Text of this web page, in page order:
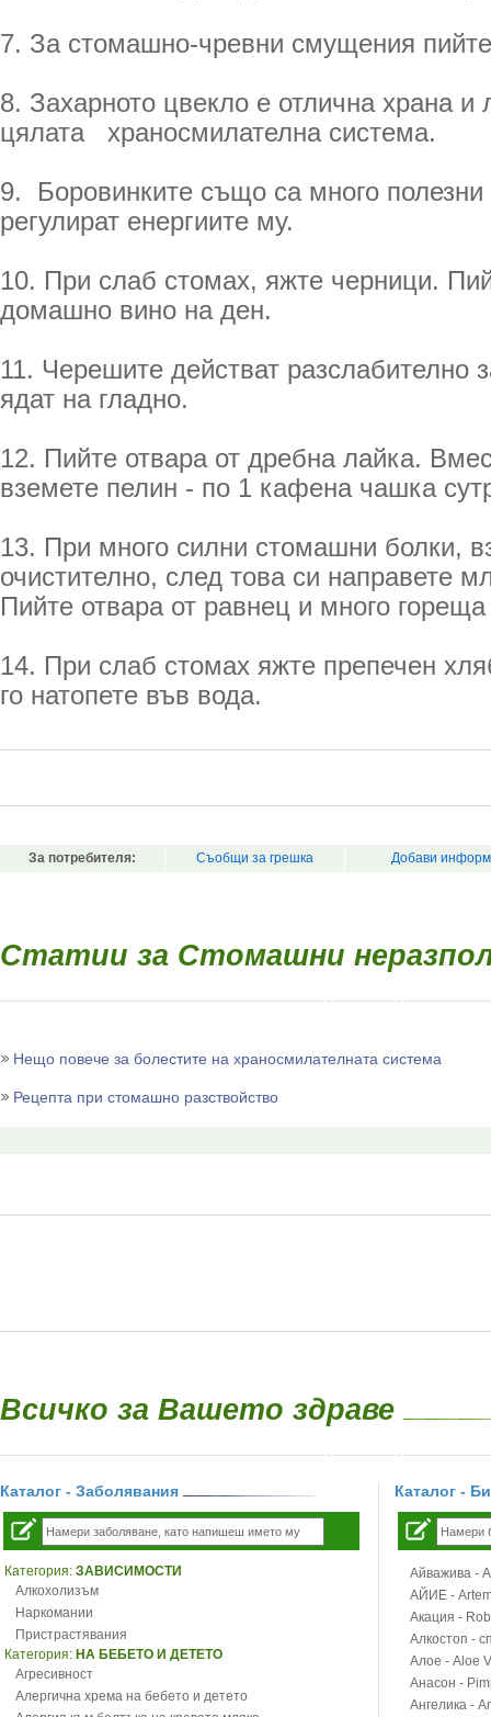
7. За стомашно-чревни смущения
8. Захарното цвекло е отлична храна
цялата храносмилателна система.
9. Боровинките също са много полезни
регулират енергиите му.
10. При слаб стомах, яжте черници.
домашно вино на ден.
11. Черешите действат разслабително
ядат на гладно.
12. Пийте отвара от дребна лайка.
вземете пелин - по 1 кафена чашка
13. При много силни стомашни болки,
очистително, след това си направете
Пийте отвара от равнец и много
14. При слаб стомах яжте препечен
го натопете във вода.
За потребителя: Съобщи за грешка Добави
Статии за Стомашни
Нещо повече за болестите на храносмилателната система
Рецепта при стомашно разствойство
Всичко за Вашето здраве
Каталог - Заболявания
Категория: ЗАВИСИМОСТИ
Алкохолизъм
Наркомании
Пристрастявания
Категория: НА БЕБЕТО И ДЕТЕТО
Агресивност
Алергична хрема на бебето и детето
Каталог -
Айважива -
АЙИЕ -
Акация -
Алкостоп -
Алое - Aloe
Анасон -
Ангелика -